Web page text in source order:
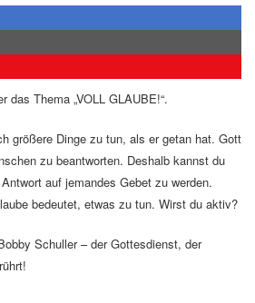
das Thema „VOLL GLAUBE!“.
größere Dinge zu tun, als er getan hat. Gott
zu beantworten. Deshalb kannst du
auf jemandes Gebet zu werden.
bedeutet, etwas zu tun. Wirst du aktiv?
Schuller – der Gottesdienst, der